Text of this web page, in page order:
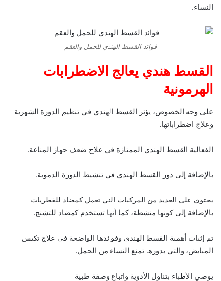
النساء.
فوائد القسط الهندي للحمل والعقم
القسط هندي يعالج الاضطرابات
الهرمونية
على وجه الخصوص، يؤثر القسط الهندي في تنظيم الدورة الشهرية
وعلاج اضطراباتها.
الفعالية القسط الهندي الممتازة في علاج ضعف جهاز المناعة.
بالإضافة إلى دور القسط الهندي في تنشيط الدورة الدموية.
يحتوي على العديد من المركبات التي تعمل كمضاد للفطريات
بالإضافة إلى كونها منشطة، كما أنها تستخدم كمضاد للتشنج.
تم إثبات أهمية القسط الهندي وفوائدها الواضحة في علاج تكيس
المبايض، والتي بدورها تمنع النساء من الحمل.
يوصي الأطباء بتناول الأدوية واتباع وصفة طبية.